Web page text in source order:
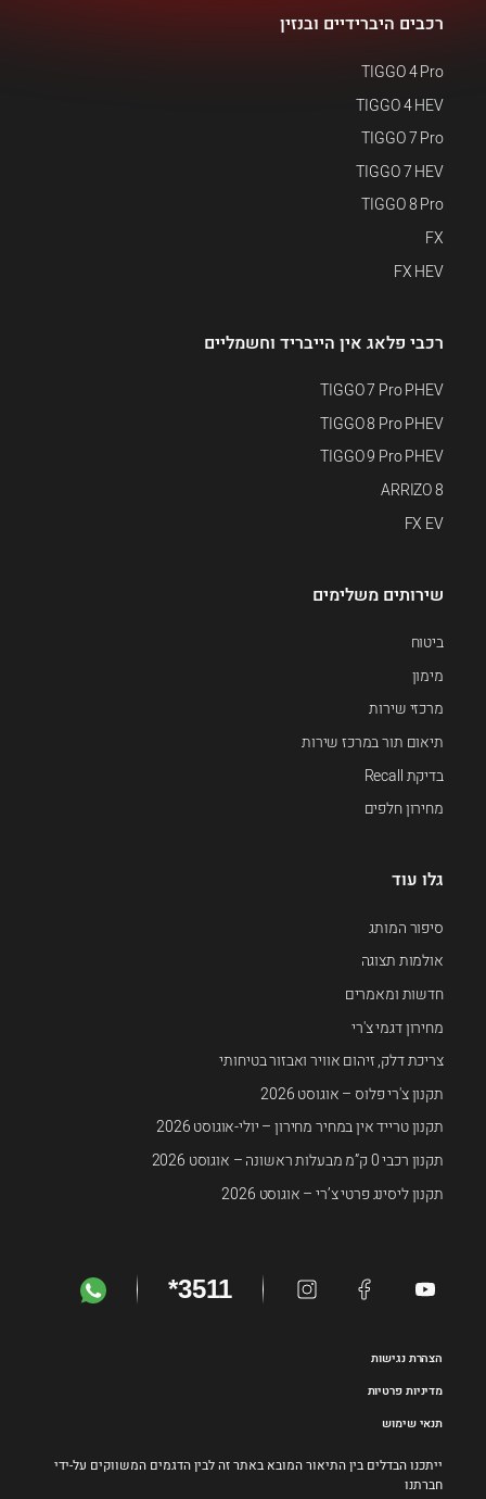
רכבים היברידיים ובנזין
TIGGO 4 Pro
TIGGO 4 HEV
TIGGO 7 Pro
TIGGO 7 HEV
TIGGO 8 Pro
FX
FX HEV
רכבי פלאג אין הייבריד וחשמליים
TIGGO 7 Pro PHEV
TIGGO 8 Pro PHEV
TIGGO 9 Pro PHEV
ARRIZO 8
FX EV
שירותים משלימים
ביטוח
מימון
מרכזי שירות
תיאום תור במרכז שירות
בדיקת Recall
מחירון חלפים
גלו עוד
סיפור המותג
אולמות תצוגה
חדשות ומאמרים
מחירון דגמי צ'רי
צריכת דלק, זיהום אוויר ואבזור בטיחותי
תקנון צ'רי פלוס – אוגוסט 2026
תקנון טרייד אין במחיר מחירון – יולי-אוגוסט 2026
תקנון רכבי 0 ק”מ מבעלות ראשונה – אוגוסט 2026
תקנון ליסינג פרטי צ’רי – אוגוסט 2026
*3511
תנאי שימוש
מדיניות פרטיות
הצהרת נגישות
ייתכנו הבדלים בין התיאור המובא באתר זה לבין הדגמים המשווקים על-ידי
חברתנו